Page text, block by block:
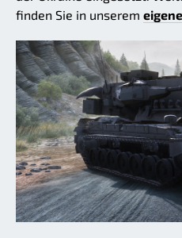
finden Sie in unserem